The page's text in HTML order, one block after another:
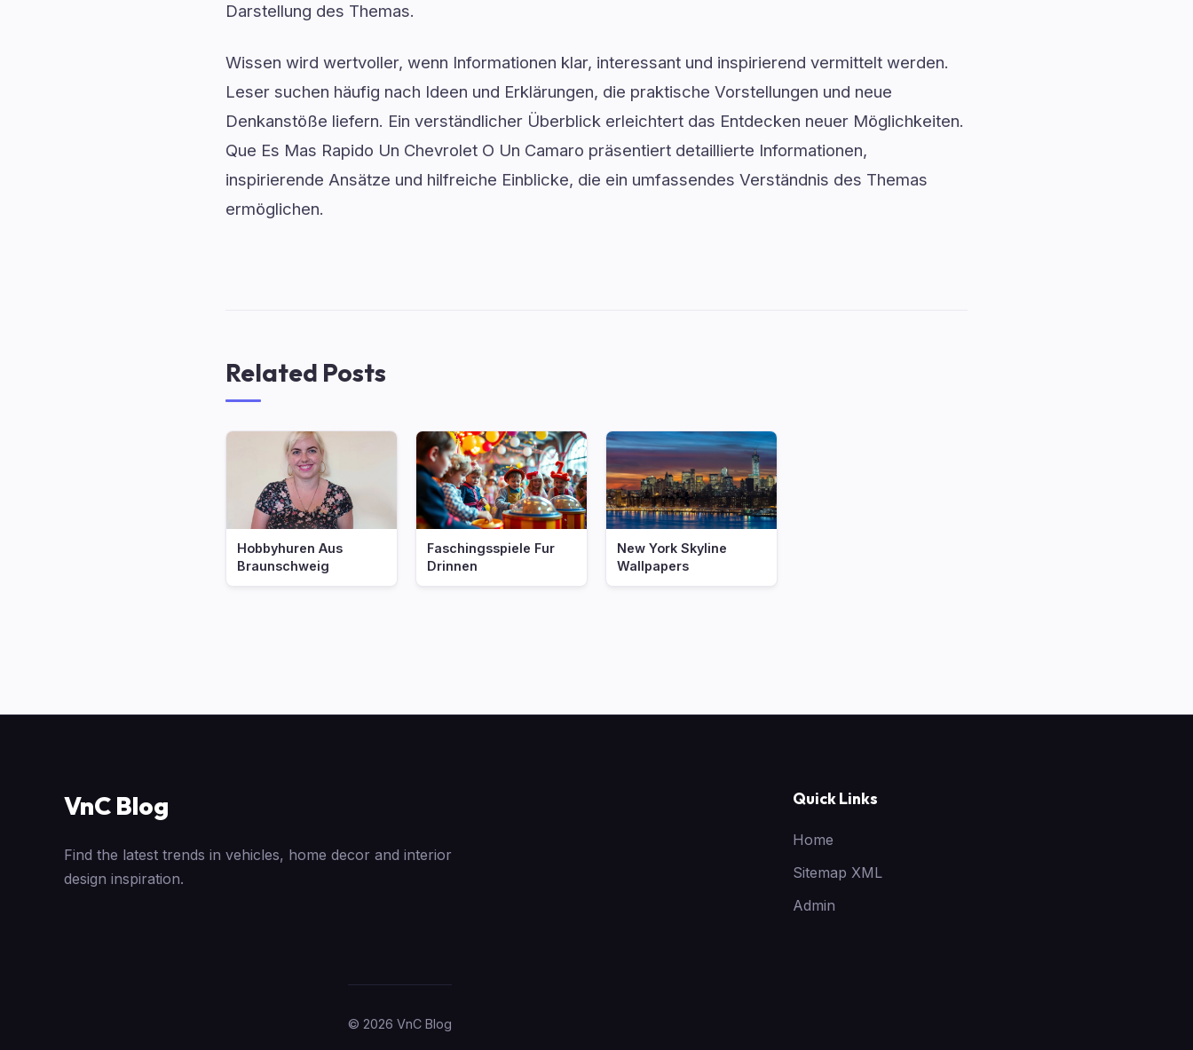
Darstellung des Themas.
Wissen wird wertvoller, wenn Informationen klar, interessant und inspirierend vermittelt werden.
Leser suchen häufig nach Ideen und Erklärungen, die praktische Vorstellungen und neue
Denkanstöße liefern. Ein verständlicher Überblick erleichtert das Entdecken neuer Möglichkeiten.
Que Es Mas Rapido Un Chevrolet O Un Camaro präsentiert detaillierte Informationen,
inspirierende Ansätze und hilfreiche Einblicke, die ein umfassendes Verständnis des Themas
ermöglichen.
Related Posts
Hobbyhuren Aus
Braunschweig
Faschingsspiele Fur
Drinnen
New York Skyline
Wallpapers
VnC Blog
Find the latest trends in vehicles, home decor and interior
design inspiration.
Quick Links
Home
Sitemap XML
Admin
© 2026 VnC Blog